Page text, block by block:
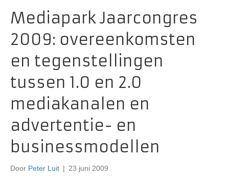
Mediapark Jaarcongres
2009: overeenkomsten
en tegenstellingen
tussen 1.0 en 2.0
mediakanalen en
advertentie- en
businessmodellen
Door Peter Luit | 23 juni 2009